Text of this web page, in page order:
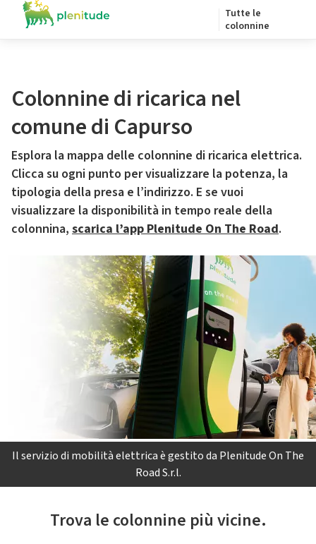
Tutte le
colonnine
Colonnine di ricarica nel
comune di Capurso
Esplora la mappa delle colonnine di ricarica elettrica.
Clicca su ogni punto per visualizzare la potenza, la
tipologia della presa e l’indirizzo. E se vuoi
visualizzare la disponibilità in tempo reale della
colonnina, scarica l’app Plenitude On The Road.
Il servizio di mobilità elettrica è gestito da Plenitude On The
Road S.r.l.
Trova le colonnine più vicine.